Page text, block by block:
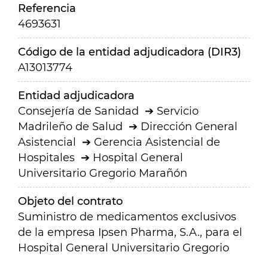
Referencia
4693631
Código de la entidad adjudicadora (DIR3)
A13013774
Entidad adjudicadora
Consejería de Sanidad
Servicio
Madrileño de Salud
Dirección General
Asistencial
Gerencia Asistencial de
Hospitales
Hospital General
Universitario Gregorio Marañón
Objeto del contrato
Suministro de medicamentos exclusivos
de la empresa Ipsen Pharma, S.A., para el
Hospital General Universitario Gregorio